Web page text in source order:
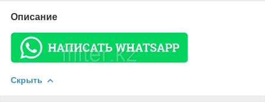
Описание
Скрыть